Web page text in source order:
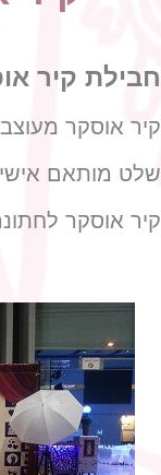
חבילת קיר
קיר אוסקר
שלט מותאם
קיר אוסקר לחתונה מחיר: